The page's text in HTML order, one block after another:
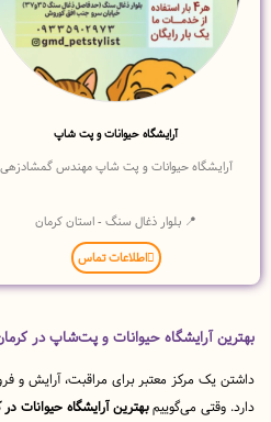
آرایشگاه حیوانات و پت شاپ
حیوانات و پت شاپ مهندس گمشادزهی
📍 بلوار ذغال سنگ - استان کرمان
اطلاعات تماس
آرایشگاه حیوانات و پت‌شاپ در کرمان
مرکز معتبر برای مراقبت، آرایش و فروش
می‌گوییمبهترین آرایشگاه حیوانات در کرمان،